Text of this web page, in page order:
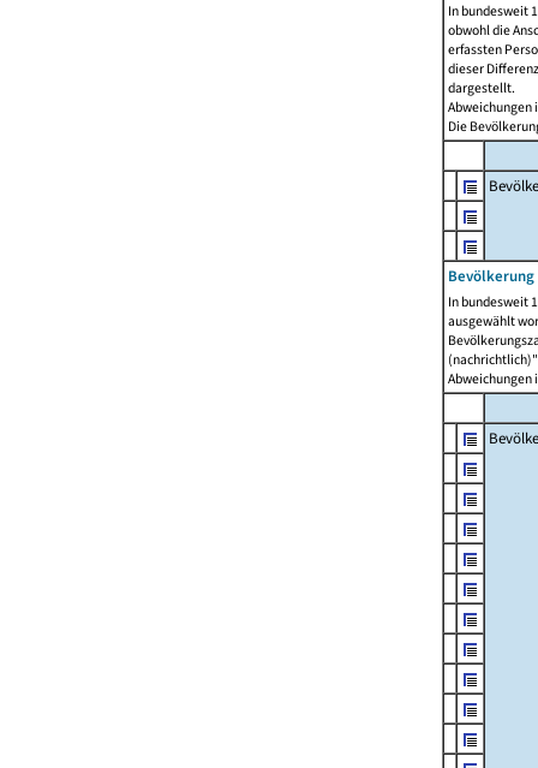
In bundesweit
obwohl die
erfassten
dieser
dargestellt.
Abweichungen
Die
In bundesweit
ausgewählt
Abweichungen